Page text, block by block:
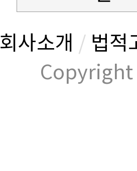
회사소개 / 법적
Copyright